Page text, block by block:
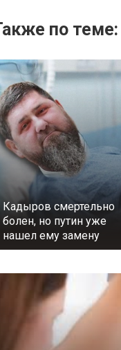
по теме:
Кадыров смертельно
болен, но путин уже
нашел ему замену